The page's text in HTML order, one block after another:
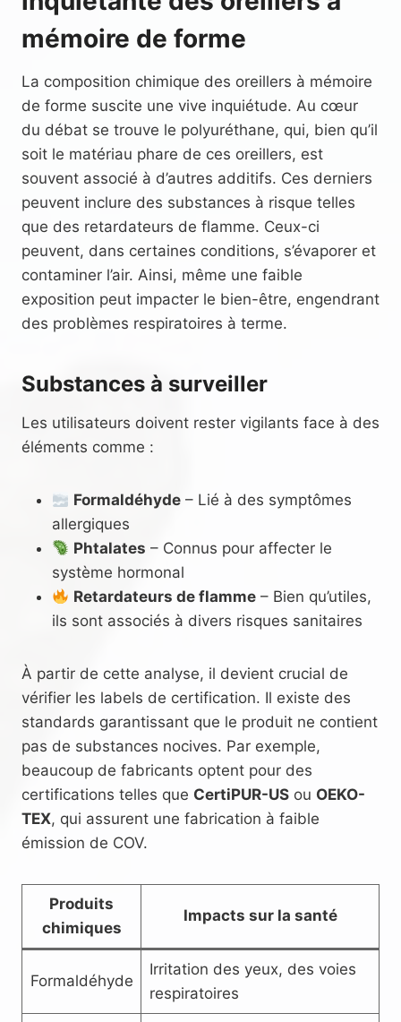
mémoire de forme
La composition chimique des oreillers à mémoire
de forme suscite une vive inquiétude. Au cœur
du débat se trouve le polyuréthane, qui, bien qu’il
soit le matériau phare de ces oreillers, est
souvent associé à d’autres additifs. Ces derniers
peuvent inclure des substances à risque telles
que des retardateurs de flamme. Ceux-ci
peuvent, dans certaines conditions, s’évaporer et
contaminer l’air. Ainsi, même une faible
exposition peut impacter le bien-être, engendrant
des problèmes respiratoires à terme.
Substances à surveiller
Les utilisateurs doivent rester vigilants face à des
éléments comme :
Formaldéhyde – Lié à des symptômes
allergiques
Phtalates – Connus pour affecter le
système hormonal
Retardateurs de flamme – Bien qu’utiles,
ils sont associés à divers risques sanitaires
À partir de cette analyse, il devient crucial de
vérifier les labels de certification. Il existe des
standards garantissant que le produit ne contient
pas de substances nocives. Par exemple,
beaucoup de fabricants optent pour des
certifications telles que CertiPUR-US ou OEKO-
TEX, qui assurent une fabrication à faible
émission de COV.
Produits
chimiques
Impacts sur la santé
Formaldéhyde
Irritation des yeux, des voies
respiratoires